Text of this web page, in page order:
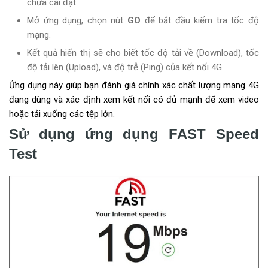
chưa cài đặt.
Mở ứng dụng, chọn nút GO để bắt đầu kiểm tra tốc độ
mạng.
Kết quả hiển thị sẽ cho biết tốc độ tải về (Download), tốc
độ tải lên (Upload), và độ trễ (Ping) của kết nối 4G.
Ứng dụng này giúp bạn đánh giá chính xác chất lượng mạng 4G
đang dùng và xác định xem kết nối có đủ mạnh để xem video
hoặc tải xuống các tệp lớn.
Sử dụng ứng dụng FAST Speed
Test